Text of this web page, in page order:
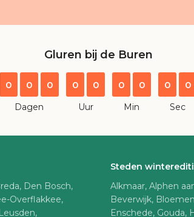
Gluren bij de Buren
0 0 0
Dagen
0 0
Uur
0 0
Min
0 0
Sec
Den Bosch,
Overflakkee,
Steden
Alkmaar, Alphen
Beverwijk,
Enschede, Gouda,